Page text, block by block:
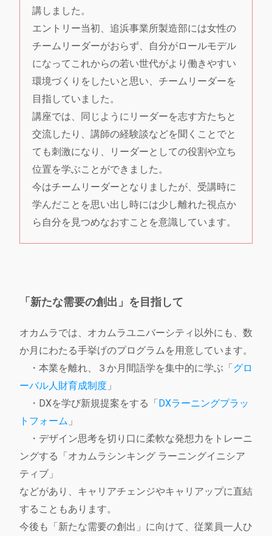
講しました。
エントリー当初、追浜事業所製造部には女性の
チームリーダーがおらず、自分がロールモデル
になってこれからの若い世代がより働きやすい
環境づくりをしたいと思い、チームリーダーを
目指していました。
講座では、同じようにリーダーを志す方たちと
交流したり、講師の経験談などを聞くことでと
ても刺激になり、リーダーとしての役割や立ち
位置を学ぶことができました。
今はチームリーダーとなりましたが、受講時に
学んだことを思い出し時には少し離れた視点か
ら自分を見つめなおすことを意識しています。
「新たな需要の創出」を目指して
オカムラでは、オカムラユニバーシティ以外にも、数
か月にわたる手挙げのプログラムを用意しています。
・本業を離れ、３か月間語学を集中的に学ぶ「 グロ
ーバル人財育成制度 」
・DXを学び新規提案をする「 DXラーニングプラッ
トフォーム 」
・デザイン思考を切り口に柔軟な発想力をトレーニ
ングする「オカムラシンキング ラーニングイニシア
ティブ」
などがあり、キャリアチェンジやキャリアップに直結
することもあります。
今後も「新たな需要の創出」に向けて、従業員一人ひ